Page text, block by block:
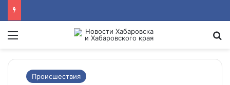
Menu
Происшествия